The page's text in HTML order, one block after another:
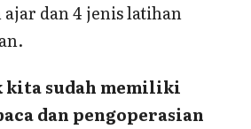
dan 4 jenis latihan
kita sudah memiliki
dan pengoperasian